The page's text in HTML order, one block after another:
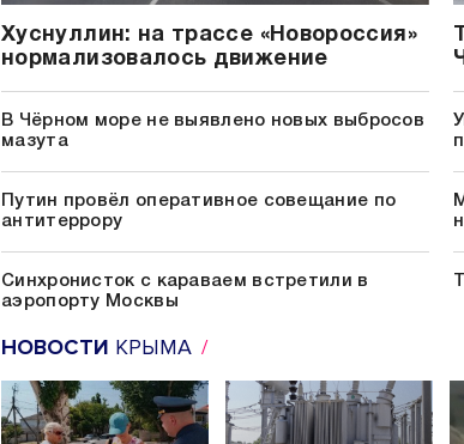
Хуснуллин: на трассе «Новороссия»
нормализовалось движение
В Чёрном море не выявлено новых выбросов
мазута
Путин провёл оперативное совещание по
антитеррору
Синхронисток с караваем встретили в
аэропорту Москвы
НОВОСТИ КРЫМА